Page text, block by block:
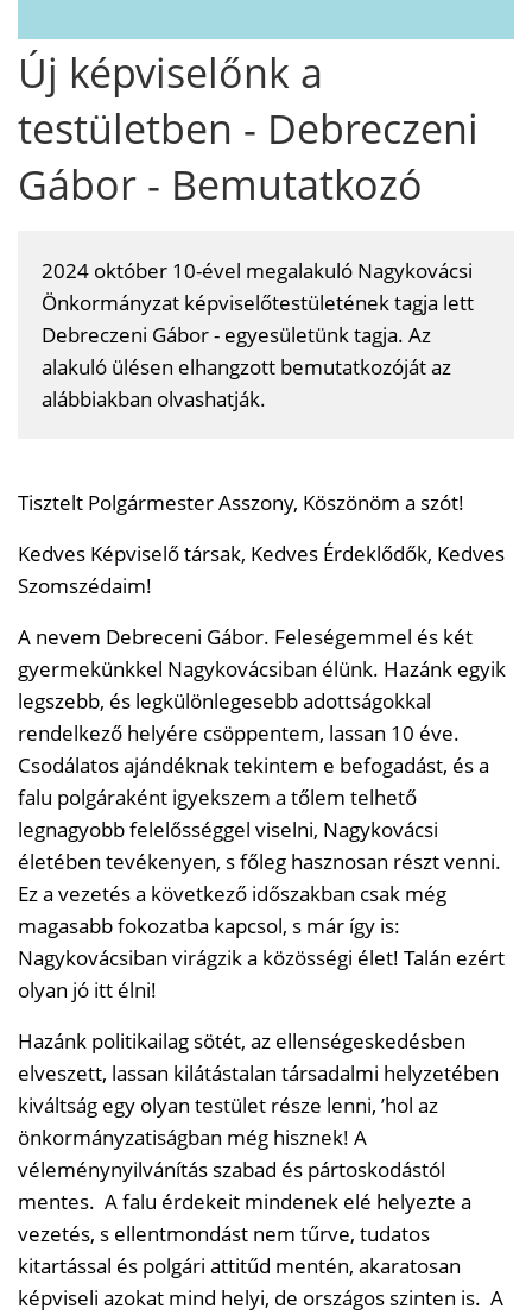
Új képviselőnk a
testületben - Debreczeni
Gábor - Bemutatkozó
2024 október 10-ével megalakuló Nagykovácsi
Önkormányzat képviselőtestületének tagja lett
Debreczeni Gábor - egyesületünk tagja. Az
alakuló ülésen elhangzott bemutatkozóját az
alábbiakban olvashatják.
Tisztelt Polgármester Asszony, Köszönöm a szót!
Kedves Képviselő társak, Kedves Érdeklődők, Kedves
Szomszédaim!
A nevem Debreceni Gábor. Feleségemmel és két
gyermekünkkel Nagykovácsiban élünk. Hazánk egyik
legszebb, és legkülönlegesebb adottságokkal
rendelkező helyére csöppentem, lassan 10 éve.
Csodálatos ajándéknak tekintem e befogadást, és a
falu polgáraként igyekszem a tőlem telhető
legnagyobb felelősséggel viselni, Nagykovácsi
életében tevékenyen, s főleg hasznosan részt venni.
Ez a vezetés a következő időszakban csak még
magasabb fokozatba kapcsol, s már így is:
Nagykovácsiban virágzik a közösségi élet! Talán ezért
olyan jó itt élni!
Hazánk politikailag sötét, az ellenségeskedésben
elveszett, lassan kilátástalan társadalmi helyzetében
kiváltság egy olyan testület része lenni, ’hol az
önkormányzatiságban még hisznek! A
véleménynyilvánítás szabad és pártoskodástól
mentes. A falu érdekeit mindenek elé helyezte a
vezetés, s ellentmondást nem tűrve, tudatos
kitartással és polgári attitűd mentén, akaratosan
képviseli azokat mind helyi, de országos szinten is. A